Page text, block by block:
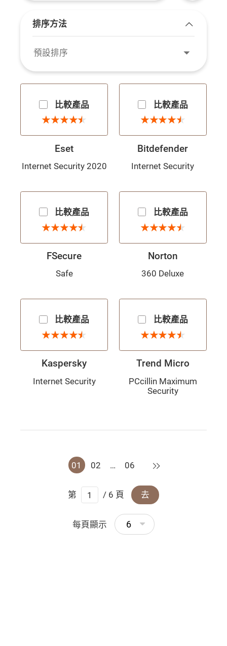
排序方法
展開/收起
預設排序
比較產品
4.5 星
★
★★
★★
★★
★★
★
Eset
Internet Security 2020
比較產品
4.5 星
★
★★
★★
★★
★★
★
Bitdefender
Internet Security
比較產品
4.5 星
★
★★
★★
★★
★★
★
FSecure
Safe
比較產品
4.5 星
★
★★
★★
★★
★★
★
Norton
360 Deluxe
比較產品
4.5 星
★
★★
★★
★★
★★
★
Kaspersky
Internet Security
比較產品
4.5 星
★
★★
★★
★★
★★
★
Trend Micro
PCcillin Maximum
Security
每頁顯示 6
01 02 … 06 下一頁
第 / 6 頁 去